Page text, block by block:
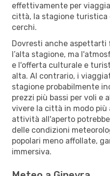
effettivamente per
città, la stagione turistica
cerchi.
Dovresti anche
l’alta stagione, ma
e l'offerta culturale e
alta. Al contrario, i
stagione probabilmente
prezzi più bassi per voli e
vivere la città in modo
attività all'aperto
delle condizioni
popolari meno affollate,
immersiva.